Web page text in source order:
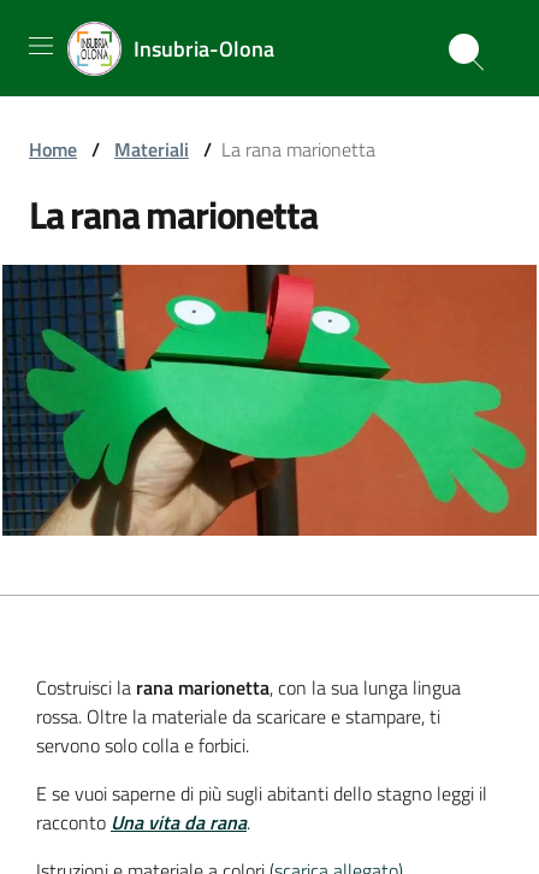
Insubria-Olona
Home / Materiali / La rana marionetta
La rana marionetta
Costruisci la rana marionetta, con la sua lunga lingua
rossa. Oltre la materiale da scaricare e stampare, ti
servono solo colla e forbici.
E se vuoi saperne di più sugli abitanti dello stagno leggi il
racconto Una vita da rana.